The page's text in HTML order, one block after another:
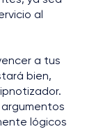
al
a tus
bien,
lógicos